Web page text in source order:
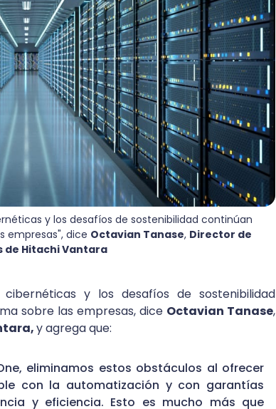
y los desafíos de sostenibilidad continúan
empresas", dice Octavian Tanase, Director de
Hitachi Vantara
y los desafíos de sostenibilidad
sobre las empresas, dice Octavian Tanase,
y agrega que:
eliminamos estos obstáculos al ofrecer
con la automatización y con garantías
y eficiencia. Esto es mucho más que